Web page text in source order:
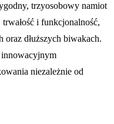
trzyosobowy namiot
i funkcjonalność,
oraz dłuższych biwakach.
niezależnie od